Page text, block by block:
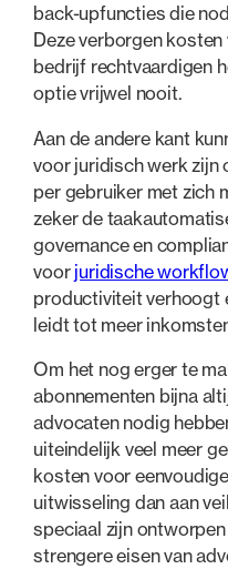
back-upfuncties die
Deze verborgen
bedrijf rechtvaardigen
optie vrijwel nooit.
Aan de andere kant
voor juridisch werk
per gebruiker met zich
zeker de
governance en
voor juridische
productiviteit verhoogt
leidt tot meer
Om het nog erger te
abonnementen bijna
advocaten nodig
uiteindelijk veel meer
kosten voor
uitwisseling dan aan
speciaal zijn
strengere eisen van